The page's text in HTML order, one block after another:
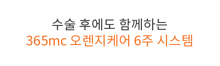
수술 후에도 함께하는
365mc 오렌지케어 6주 시스템